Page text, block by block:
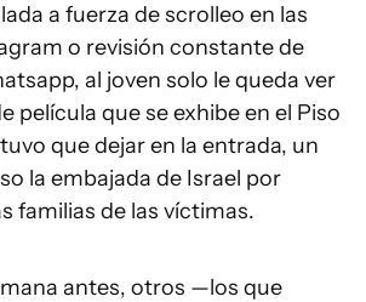
a fuerza de scrolleo en las
o revisión constante de
al joven solo le queda ver
película que se exhibe en el Piso
que dejar en la entrada, un
la embajada de Israel por
familias de las víctimas.
antes, otros —los que